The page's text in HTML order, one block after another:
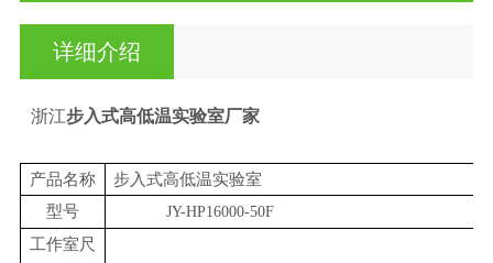
详细介绍
浙江步入式高低温实验室厂家
产品名称
步入式高低温实验室
型号
JY-HP16000-50F
工作室尺